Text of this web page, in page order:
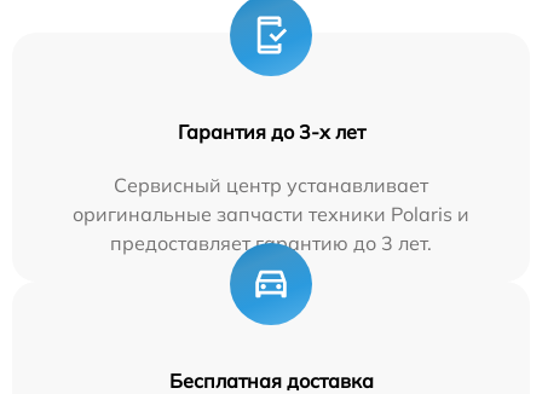
Гарантия до 3-х лет
Сервисный центр устанавливает
оригинальные запчасти техники Polaris и
предоставляет гарантию до 3 лет.
Бесплатная доставка